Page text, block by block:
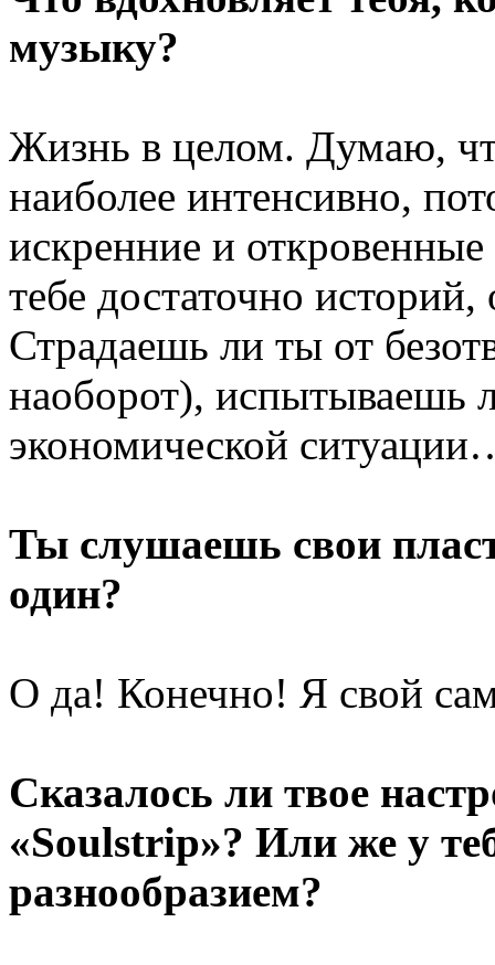
музыку?
Жизнь в целом. Думаю,
наиболее интенсивно,
искренние и
тебе достаточно
Страдаешь ли ты от
наоборот), испытываешь
экономической
Ты слушаешь свои
один?
О да! Конечно! Я свой
Сказалось ли твое
«Soulstrip»? Или же у
разнообразием?